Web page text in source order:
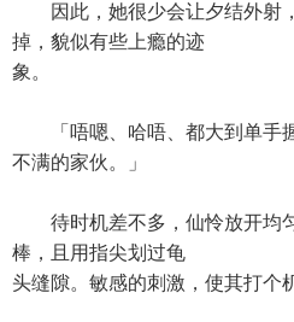
因此，她很少会让夕结外射
掉，貌似有些上瘾的迹
象。
「唔嗯、哈唔、都大到单手
不满的家伙。」
待时机差不多，仙怜放开均
棒，且用指尖划过龟
头缝隙。敏感的刺激，使其打个